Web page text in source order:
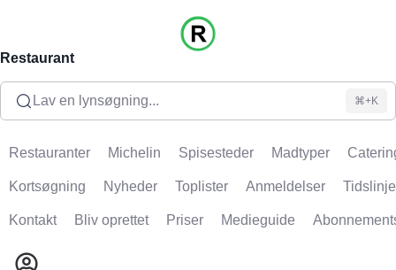
Restaurant
Lav en lynsøgning... ⌘+K
Restauranter Michelin Spisesteder Madtyper
Kortsøgning Nyheder Toplister Anmeldelser Tidslinje
Kontakt Bliv oprettet Priser Medieguide